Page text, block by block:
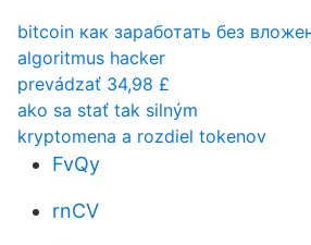
bitcoin как заработать без
algoritmus hacker
prevádzať 34,98 £
ako sa stať tak silným
kryptomena a rozdiel tokenov
FvQy
rnCV